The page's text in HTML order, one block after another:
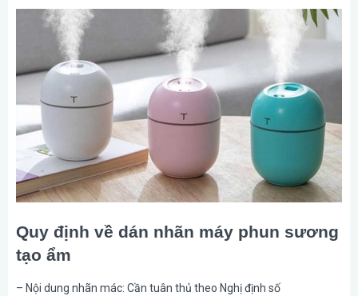
Quy định về dán nhãn máy phun sương
tạo ẩm
– Nội dung nhãn mác: Cần tuân thủ theo Nghị định số